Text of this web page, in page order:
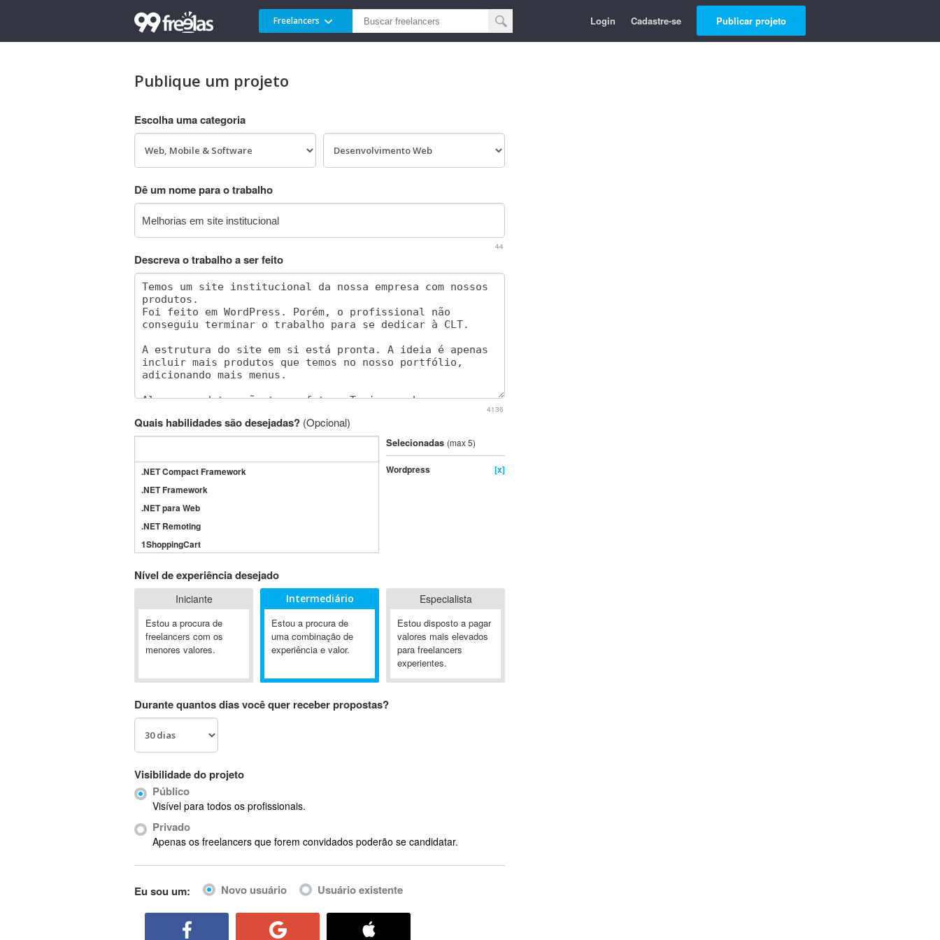
Freelancers Login Cadastre-se Publicar projeto
Publique um projeto
Escolha uma categoria
Dê um nome para o trabalho
44
Descreva o trabalho a ser feito
4136
Quais habilidades são desejadas? (Opcional)
.NET Compact Framework
.NET Framework
.NET para Web
.NET Remoting
1ShoppingCart
3GSM
4D Dimension
802.11
A&P
A-GPS
Ab Initio
ABIS
AbleCommerce
Ableton Live
Abstract Window Toolkit (AWT)
Selecionadas (max 5)
Wordpress [x]
Nível de experiência desejado
Iniciante
Estou a procura de
freelancers com os
menores valores.
Intermediário
Estou a procura de
uma combinação de
experiência e valor.
Especialista
Estou disposto a pagar
valores mais elevados
para freelancers
experientes.
Durante quantos dias você quer receber propostas?
Visibilidade do projeto
Público
Visível para todos os profissionais.
Privado
Apenas os freelancers que forem convidados poderão se candidatar.
Eu sou um: Novo usuário Usuário existente